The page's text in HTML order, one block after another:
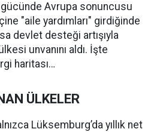
gücünde Avrupa sonuncusu
"aile yardımları" girdiğinde
devlet desteği artışıyla
unvanını aldı. İşte
haritası…
ÜLKELER
Lüksemburg’da yıllık net